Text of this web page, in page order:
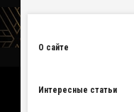
О сайте
Интересные статьи